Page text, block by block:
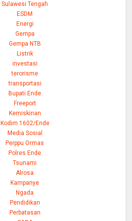
Sulawesi Tengah
ESDM
Energi
Gempa
Gempa NTB
Listrik
investasi
terorisme
transportasi
Bupati Ende
Freeport
Kemiskinan
Kodim 1602/Ende
Media Sosial
Perppu Ormas
Polres Ende
Tsunami
Alrosa
Kampanye
Ngada
Pendidikan
Perbatasan